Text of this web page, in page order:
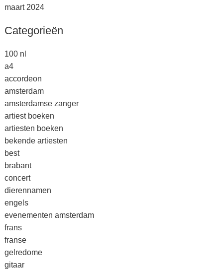
maart 2024
Categorieën
100 nl
a4
accordeon
amsterdam
amsterdamse zanger
artiest boeken
artiesten boeken
bekende artiesten
best
brabant
concert
dierennamen
engels
evenementen amsterdam
frans
franse
gelredome
gitaar